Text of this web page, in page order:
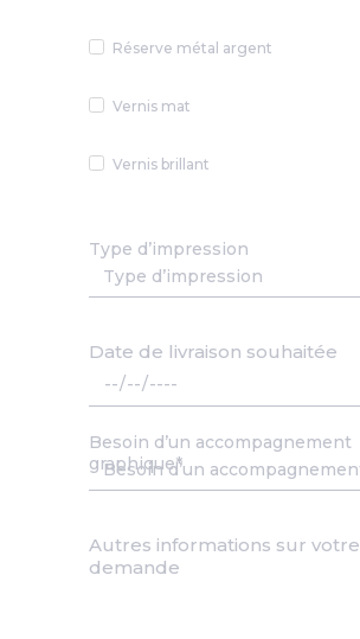
Réserve métal argent
Vernis mat
Vernis brillant
Type d’impression
Date de livraison souhaitée
Date
Besoin d’un accompagnement
graphique
Autres informations sur votre
demande